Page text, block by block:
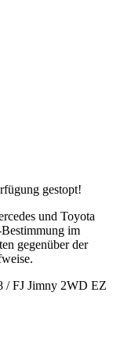
gestopt!
und Toyota
im
gegenüber der
/ FJ Jimny 2WD EZ